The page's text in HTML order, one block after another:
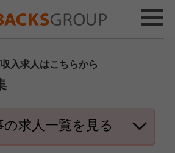
入求人はこちらから
の求人一覧を見る